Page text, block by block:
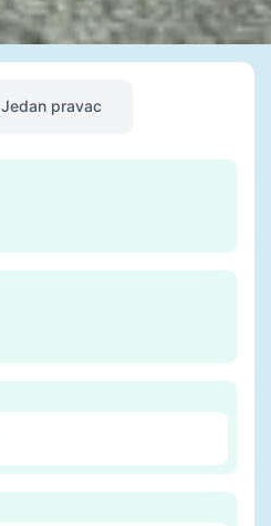
Jedan pravac